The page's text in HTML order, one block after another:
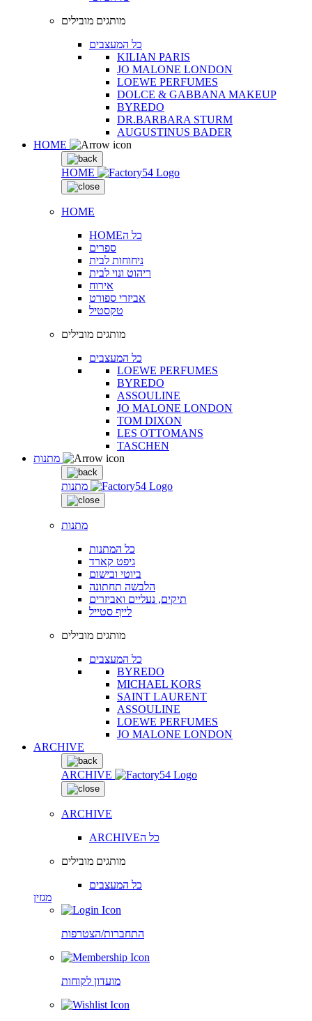
מותגים מובילים
כל המעצבים
KILIAN PARIS
JO MALONE LONDON
LOEWE PERFUMES
DOLCE & GABBANA MAKEUP
BYREDO
DR.BARBARA STURM
AUGUSTINUS BADER
HOME
HOME
HOME
HOMEכל ה
ספרים
ניחוחות לבית
ריהוט ונוי לבית
אירוח
אביזרי ספורט
טקסטיל
מותגים מובילים
כל המעצבים
LOEWE PERFUMES
BYREDO
ASSOULINE
JO MALONE LONDON
TOM DIXON
LES OTTOMANS
TASCHEN
מתנות
מתנות
כל המתנות
גיפט קארד
ביוטי ובישום
הלבשה תחתונה
תיקים, נעליים ואביזרים
לייף סטייל
מותגים מובילים
כל המעצבים
BYREDO
MICHAEL KORS
SAINT LAURENT
ASSOULINE
LOEWE PERFUMES
JO MALONE LONDON
ARCHIVE
ARCHIVE
ARCHIVE
ARCHIVEכל ה
מותגים מובילים
כל המעצבים
מגזין
התחברות/הצטרפות
מועדון לקוחות